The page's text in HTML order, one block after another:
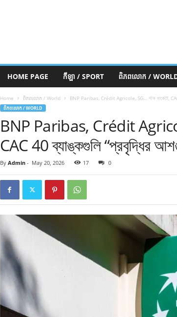
HOME PAGE កីឡា / SPORT ពិភពលោក /
Home ពិភពលោក / World BNP Paribas, Crédit Agricole, SG… স্টক মার্কেটে,
ពិភពលោក / WORLD
BNP Paribas, Crédit
CAC 40 ব্যাঙ্কগুলি “প্রবৃদ্ধির
By Admin- May 20, 2026 17 0